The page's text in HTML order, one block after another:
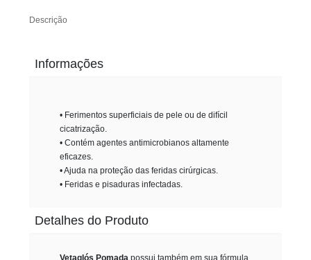
Descrição
Informações
• Ferimentos superficiais de pele ou de difícil
cicatrização.
• Contém agentes antimicrobianos altamente
eficazes.
• Ajuda na proteção das feridas cirúrgicas.
• Feridas e pisaduras infectadas.
Detalhes do Produto